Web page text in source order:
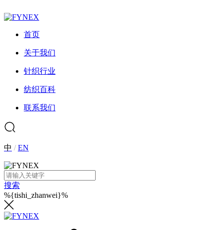
首页
关于我们
针织行业
纺织百科
联系我们
中 /EN
搜索
%{tishi_zhanwei}%